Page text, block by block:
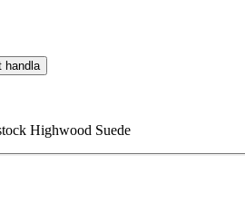
handla
Highwood Suede